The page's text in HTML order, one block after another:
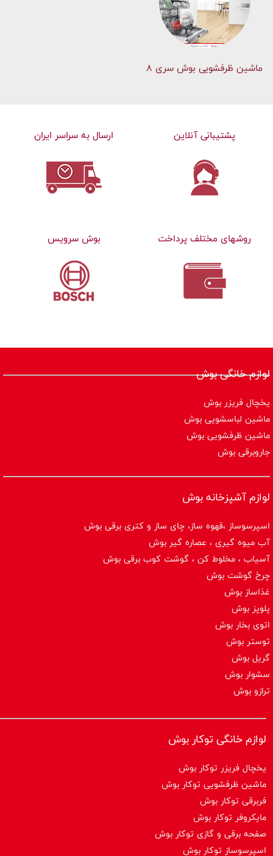
ماشین ظرفشویی بوش سری 8
پشتیبانی آنلاین ارسال به سراسر ایران
روشهای مختلف پرداخت بوش سرویس
لوازم خانگی بوش
یخچال فریزر بوش
ماشین لباسشویی بوش
ماشین ظرفشویی بوش
جاروبرقی بوش
لوازم آشپزخانه بوش
اسپرسوساز ،قهوه ساز، چای ساز و کتری برقی بوش
آب میوه گیری ، عصاره گیر بوش
آسیاب ، مخلوط کن ، گوشت کوب برقی بوش
چرخ گوشت بوش
غذاساز بوش
پلوپز بوش
اتوی بخار بوش
توستر بوش
گریل بوش
سشوار بوش
ترازو بوش
لوازم خانگی توکار بوش
یخچال فریزر توکار بوش
ماشین ظرفشویی توکار بوش
فربرقی توکار بوش
مایکروفر توکار بوش
صفحه برقی و گازی توکار بوش
اسپرسوساز توكار بوش